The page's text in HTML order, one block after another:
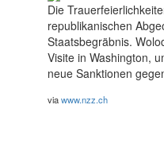
Die
republikanischen
Staatsbegräbnis.
Visite in Washington,
neue Sanktionen
viawww.nzz.ch